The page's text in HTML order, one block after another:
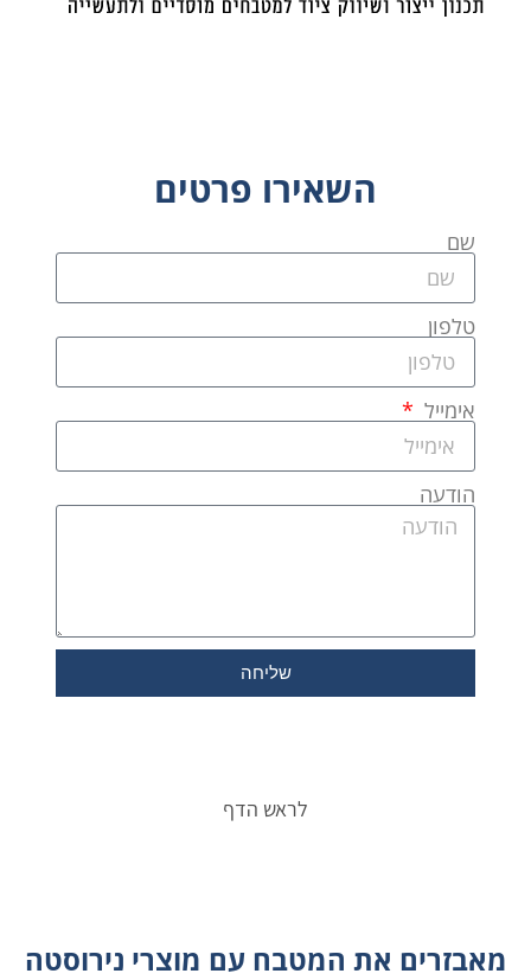
השאירו פרטים
שם
טלפון
אימייל
הודעה
שליחה
לראש הדף
מאבזרים את המטבח עם מוצרי נירוסטה